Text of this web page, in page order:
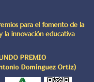
para el fomento de la
la innovación educativa
PREMIO
Domínguez Ortiz)